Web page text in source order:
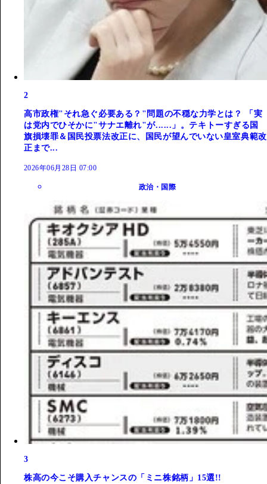
2
高市政権"それ急ぐ必要ある？"問題の不穏な力学とは？ 「実
は党内でひそかに"サナエ離れ"が......」。テキトーすぎる国
旗損壊罪＆国民投票法改正に、国民が望んでいない皇室典範改
正まで...
2026年06月28日 07:00
政治・国際
3
株高の今こそ購入チャンスの「ミニ株銘柄」15選!!